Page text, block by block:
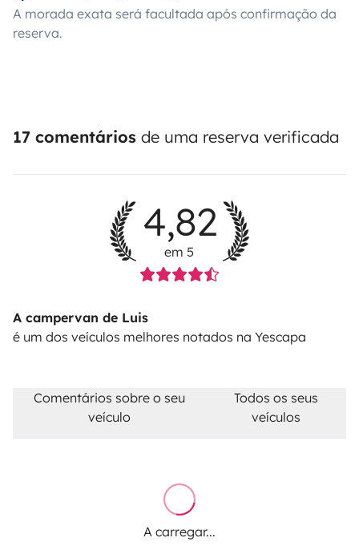
A morada exata será facultada após confirmação da
reserva.
17 comentários de uma reserva verificada
4,82
em 5
A campervan de Luis
é um dos veículos melhores notados na Yescapa
Comentários sobre o seu
veículo
Todos os seus
veículos
A carregar...